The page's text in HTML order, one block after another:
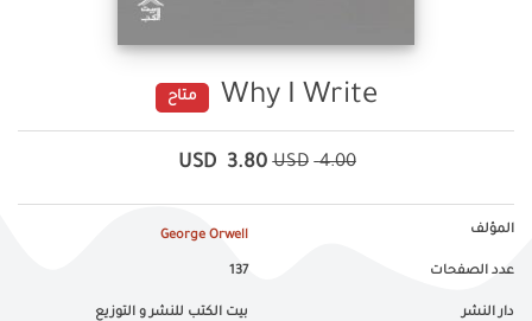
Why I Write متاح
4.00
USD
3.80
USD
المؤلف George Orwell
عدد الصفحات 137
دار النشر بيت الكتب للنشر و التوزيع